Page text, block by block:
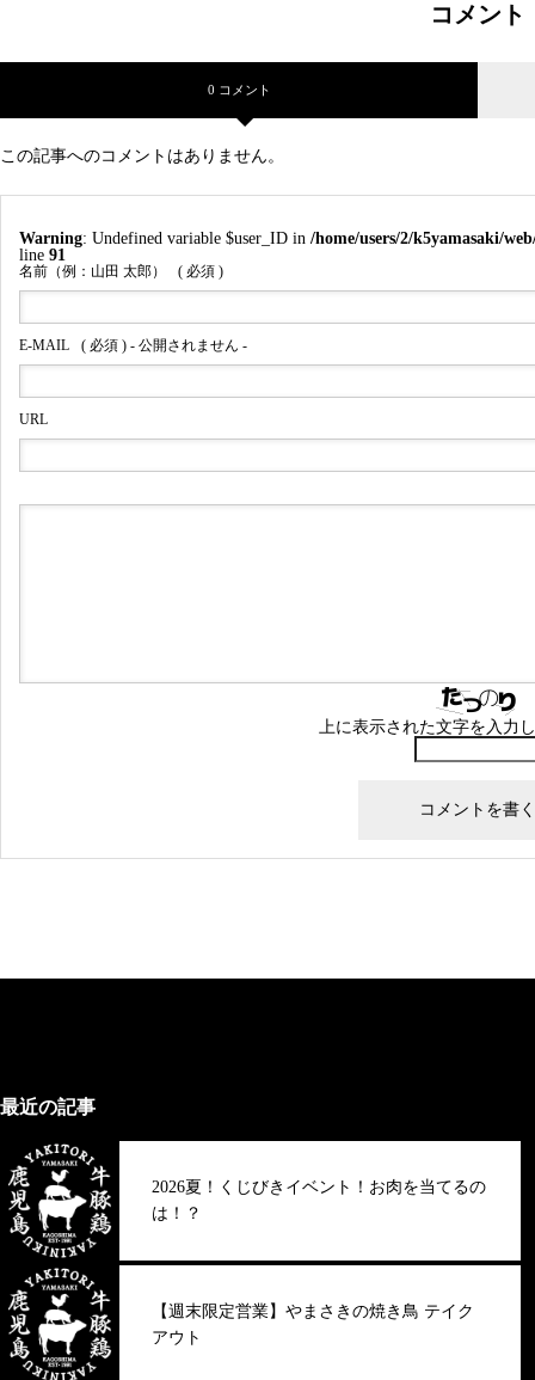
コメント
0 コメント
この記事へのコメントはありません。
Warning : Undefined variable $user_ID in /home/users/2/k5yamasaki/
line 91
名前（例：山田 太郎） ( 必須 )
E-MAIL ( 必須 ) - 公開されません -
URL
上に表示された文字を入力
最近の記事
2026夏！くじびきイベント！お肉を当てるの
は！？
【週末限定営業】やまさきの焼き鳥 テイク
アウト